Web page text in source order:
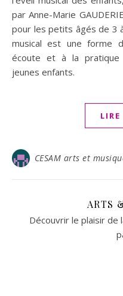
par Anne-Marie
pour les petits âgés de 3
musical est une forme
écoute et à la pratique
jeunes enfants.
CESAM arts et
ARTS
Découvrir le plaisir de